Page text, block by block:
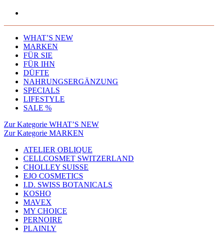
WHAT’S NEW
MARKEN
FÜR SIE
FÜR IHN
DÜFTE
NAHRUNGSERGÄNZUNG
SPECIALS
LIFESTYLE
SALE %
Zur Kategorie WHAT’S NEW
Zur Kategorie MARKEN
ATELIER OBLIQUE
CELLCOSMET SWITZERLAND
CHOLLEY SUISSE
EJO COSMETICS
I.D. SWISS BOTANICALS
KOSHO
MAVEX
MY CHOICE
PERNOIRE
PLAINLY